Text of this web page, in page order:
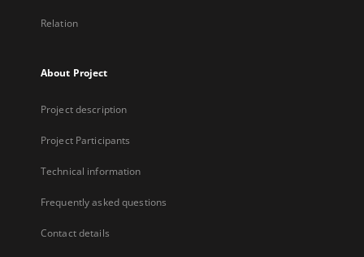
Relation
About Project
Project description
Project Participants
Technical information
Frequently asked questions
Contact details